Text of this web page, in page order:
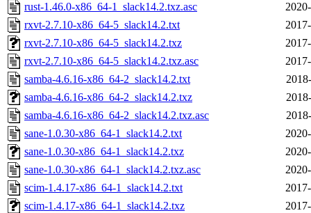
rust-1.46.0-x86_64-1_slack14.2.txz.asc
rxvt-2.7.10-x86_64-5_slack14.2.txt
rxvt-2.7.10-x86_64-5_slack14.2.txz
rxvt-2.7.10-x86_64-5_slack14.2.txz.asc
samba-4.6.16-x86_64-2_slack14.2.txt
samba-4.6.16-x86_64-2_slack14.2.txz
samba-4.6.16-x86_64-2_slack14.2.txz.asc
sane-1.0.30-x86_64-1_slack14.2.txt
sane-1.0.30-x86_64-1_slack14.2.txz
sane-1.0.30-x86_64-1_slack14.2.txz.asc
scim-1.4.17-x86_64-1_slack14.2.txt
scim-1.4.17-x86_64-1_slack14.2.txz